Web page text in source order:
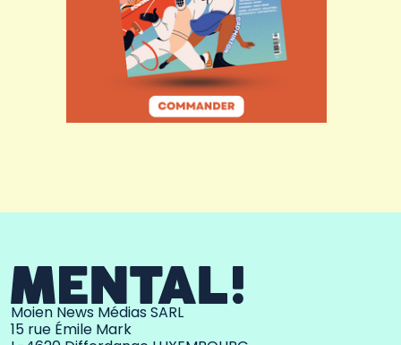
Moien News Médias SARL
15 rue Émile Mark